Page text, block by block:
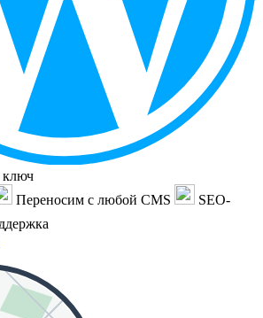
ключ
Переносим с любой CMS
SEO-